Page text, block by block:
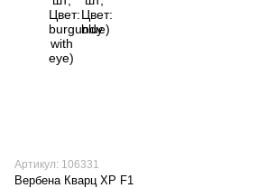
Артикул: 106331
Вербена Кварц XP F1